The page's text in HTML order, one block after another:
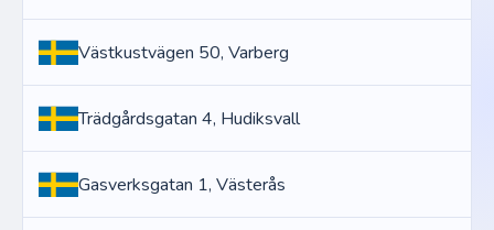
Västkustvägen 50, Varberg
Trädgårdsgatan 4, Hudiksvall
Gasverksgatan 1, Västerås